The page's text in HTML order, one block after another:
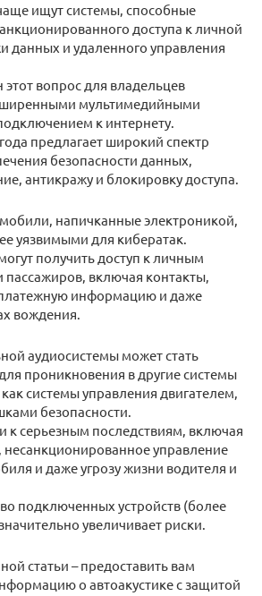
ищут системы, способные
доступа к личной
данных и удаленного управления
вопрос для владельцев
мультимедийными
к интернету.
предлагает широкий спектр
безопасности данных,
антикражу и блокировку доступа.
напичканные электроникой,
уязвимыми для кибератак.
получить доступ к личным
включая контакты,
информацию и даже
вождения.
аудиосистемы может стать
проникновения в другие системы
системы управления двигателем,
безопасности.
к серьезным последствиям, включая
управление
и даже угрозу жизни водителя и
подключенных устройств (более
увеличивает риски.
статьи – предоставить вам
о автоакустике с защитой